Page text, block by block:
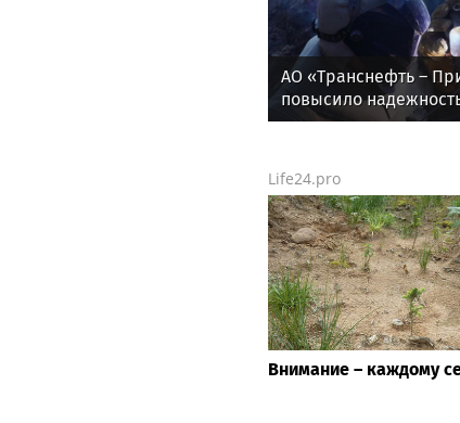
АО «Транснефть –
повысило
производственной
регионах
Life24.pro
Внимание – каждому